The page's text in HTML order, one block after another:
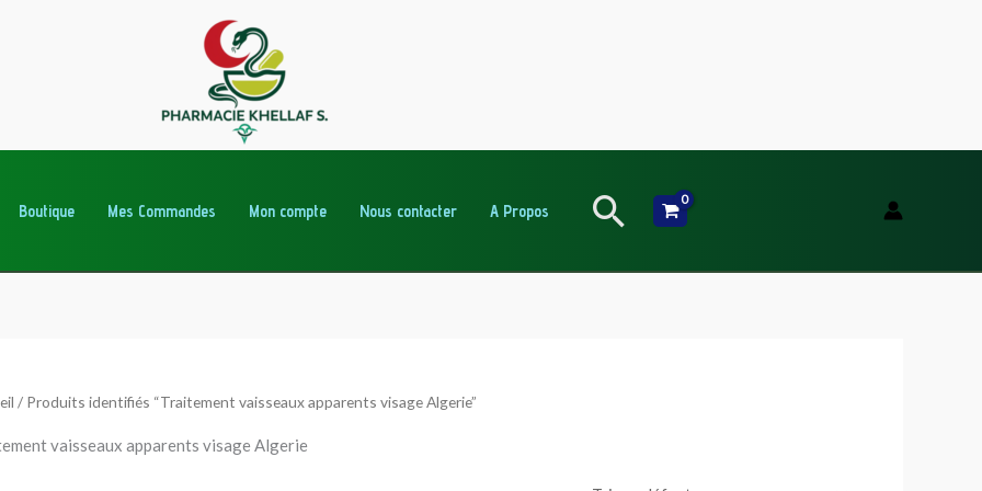
Boutique Mes Commandes Mon compte Nous contacter A Propos Rechercher
/ Produits identifiés “Traitement vaisseaux apparents visage Algerie”
vaisseaux apparents visage Algerie